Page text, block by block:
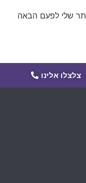
שלי לפעם הבאה
צלצלו אלינו